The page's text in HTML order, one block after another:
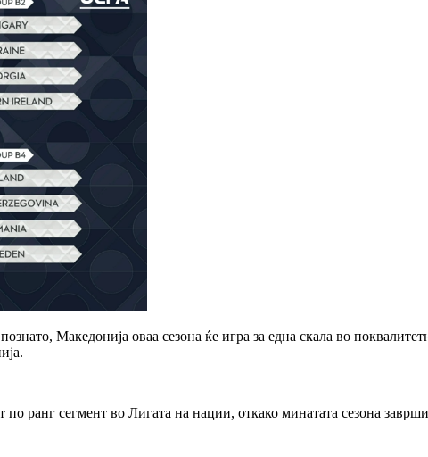
Македонија оваа сезона ќе игра за една скала во
ранг сегмент во Лигата на нации, откако минатата сезона